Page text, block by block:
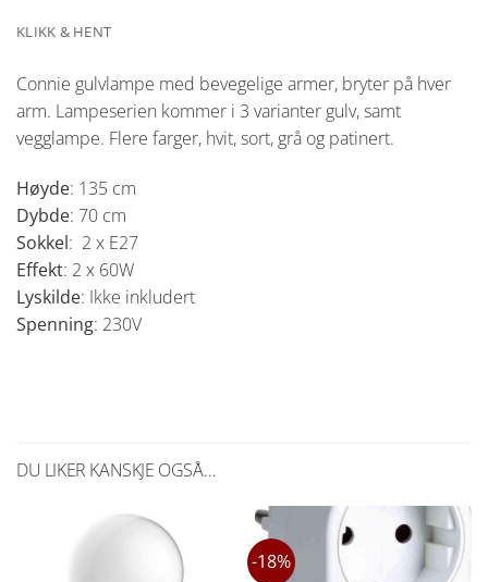
KLIKK & HENT
Connie gulvlampe med bevegelige armer, bryter på hver
arm. Lampeserien kommer i 3 varianter gulv, samt
vegglampe. Flere farger, hvit, sort, grå og patinert.
Høyde: 135 cm
Dybde: 70 cm
Sokkel: 2 x E27
Effekt: 2 x 60W
Lyskilde: Ikke inkludert
Spenning: 230V
DU LIKER KANSKJE OGSÅ…
-18%